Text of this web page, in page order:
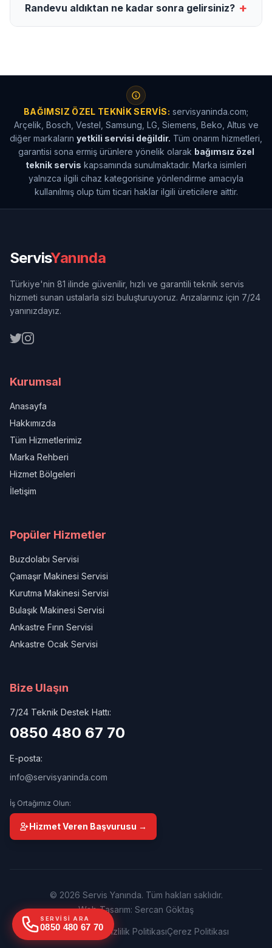
Randevu aldıktan ne kadar sonra gelirsiniz? +
BAĞIMSIZ ÖZEL TEKNIK SERVIS: servisyaninda.com;
Arçelik, Bosch, Vestel, Samsung, LG, Siemens, Beko, Altus ve
diğer markaların yetkili servisi değildir. Tüm onarım hizmetleri,
garantisi sona ermiş ürünlere yönelik olarak bağımsız özel
teknik servis kapsamında sunulmaktadır. Marka isimleri
yalnızca ilgili cihaz kategorisine yönlendirme amacıyla
kullanılmış olup tüm ticari haklar ilgili üreticilere aittir.
ServisYanında
Türkiye'nin 81 ilinde güvenilir, hızlı ve garantili teknik servis
hizmeti sunan ustalarla sizi buluşturuyoruz. Arızalarınız için 7/24
yanınızdayız.
Kurumsal
Anasayfa
Hakkımızda
Tüm Hizmetlerimiz
Marka Rehberi
Hizmet Bölgeleri
İletişim
Popüler Hizmetler
Buzdolabı Servisi
Çamaşır Makinesi Servisi
Kurutma Makinesi Servisi
Bulaşık Makinesi Servisi
Ankastre Fırın Servisi
Ankastre Ocak Servisi
Bize Ulaşın
7/24 Teknik Destek Hattı:
0850 480 67 70
E-posta:
info@servisyaninda.com
İş Ortağımız Olun:
Hizmet Veren Başvurusu →
© 2026 Servis Yanında. Tüm hakları saklıdır.
Web Tasarım: Sercan Göktaş
Kullanım Şartları Gizlilik PolitikasıÇerez Politikası
SERVISI ARA
0850 480 67 70